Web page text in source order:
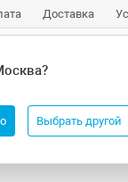
?
Выбрать другой
Доставка
Бренды